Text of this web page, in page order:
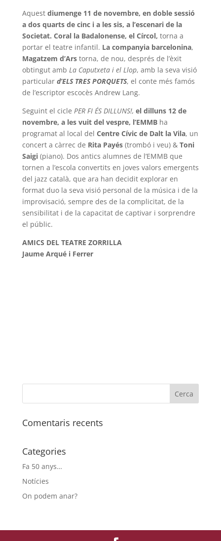
Aquest diumenge 11 de novembre, en doble sessió
a dos quarts de cinc i a les sis, a l’escenari de la
Societat. Coral la Badalonense, el Círcol, torna a
portar el teatre infantil. La companyia barcelonina,
Magatzem d’Arstorna, de nou, després de l’èxit
obtingut amb La Caputxeta i el Llop, amb la seva visió
particular d’ELS TRES PORQUETS, el conte més famós
de l’escriptor escocès Andrew Lang.
Seguint el cicle PER FI ÉS DILLUNS!, el dilluns 12 de
novembre, a les vuit del vespre, l’EMMBha
programat al local del Centre Cívic de Dalt la Vila, un
concert a càrrec de Rita Payés(trombó i veu) & Toni
Saigi(piano). Dos antics alumnes de l’EMMB que
tornen a l’escola convertits en joves valors emergents
del jazz català, que ara han decidit explorar en
format duo la seva visió personal de la música i de la
improvisació, sempre des de la complicitat, de la
sensibilitat i de la capacitat de captivar i sorprendre
el públic.
AMICS DEL TEATRE ZORRILLA
Jaume Arqué i Ferrer
Comentaris recents
Categories
Fa 50 anys…
Notícies
On podem anar?